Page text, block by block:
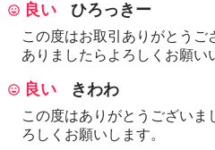
良い ひろっきー
この度はお取引ありがとうご
ありましたらよろしくお願い
良い きわわ
この度はありがとうございま
ろしくお願いします。